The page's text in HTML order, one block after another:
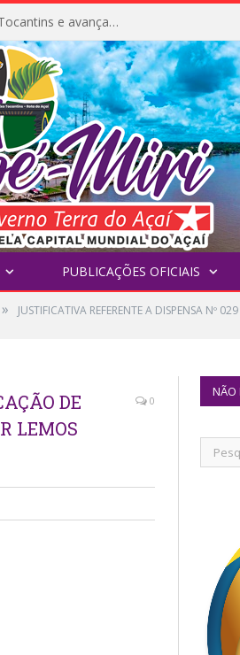
Igarapé-Miri conquista o melhor IDEB do Baixo Tocantins e avança na qualidade da educação pública
PUBLICAÇÕES OFICIAIS
» JUSTIFICATIVA REFERENTE A DISPENSA Nº
DE
LEMOS
0
NÃO